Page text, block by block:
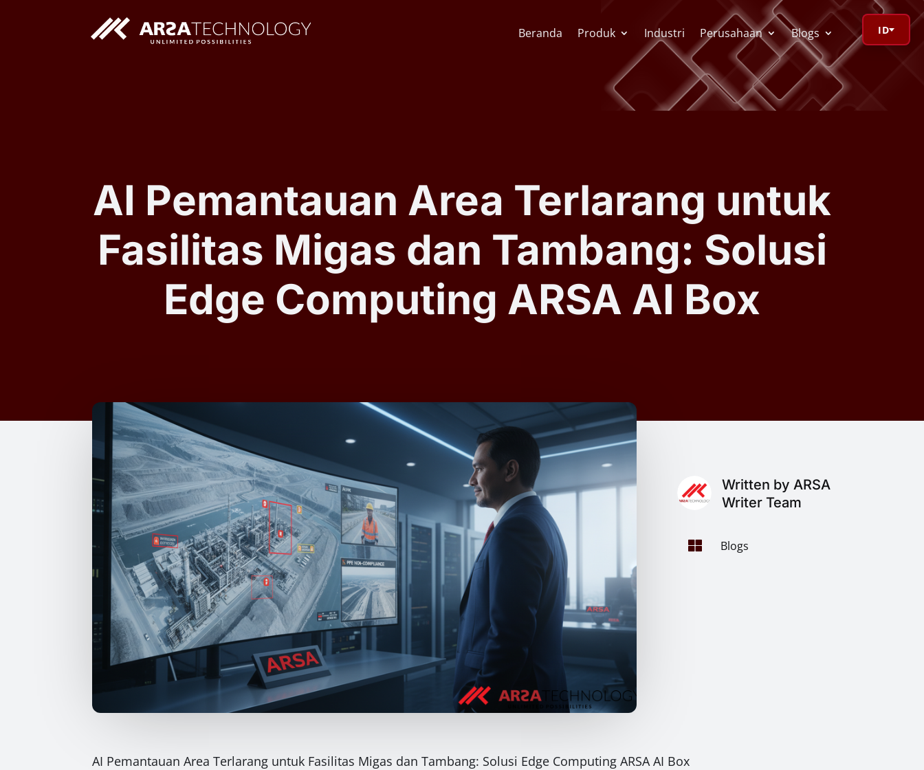
Beranda Produk
Software AI Analitik Video
Serial ARSA AI Box
Kiosk Kesehatan Mandiri
AI Face Redactor
Quick OCR
Industri Perusahaan Blogs
AI Pemantauan Area Terlarang untuk
Fasilitas Migas dan Tambang: Solusi
Edge Computing ARSA AI Box
Written by ARSA
Writer Team
 Blogs
AI Pemantauan Area Terlarang untuk Fasilitas Migas dan Tambang: Solusi Edge Computing ARSA AI Box
ID